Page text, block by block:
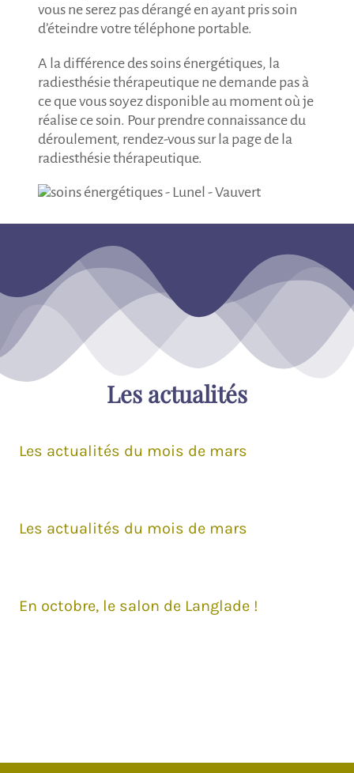
vous ne serez pas dérangé en ayant pris soin
d’éteindre votre téléphone portable.
A la différence des soins énergétiques, la
radiesthésie thérapeutique ne demande pas à
ce que vous soyez disponible au moment où je
réalise ce soin. Pour prendre connaissance du
déroulement, rendez-vous sur la page de la
radiesthésie thérapeutique.
Les actualités
Les actualités du mois de mars
Les actualités du mois de mars
En octobre, le salon de Langlade !